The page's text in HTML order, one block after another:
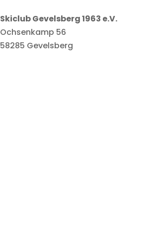
Skiclub Gevelsberg 1963 e.V.
Ochsenkamp 56
58285 Gevelsberg